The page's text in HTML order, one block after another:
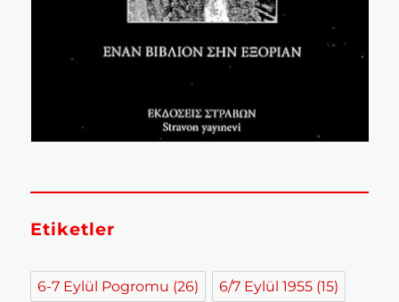
Etiketler
6-7 Eylül Pogromu (26) 6/7 Eylül 1955 (15)